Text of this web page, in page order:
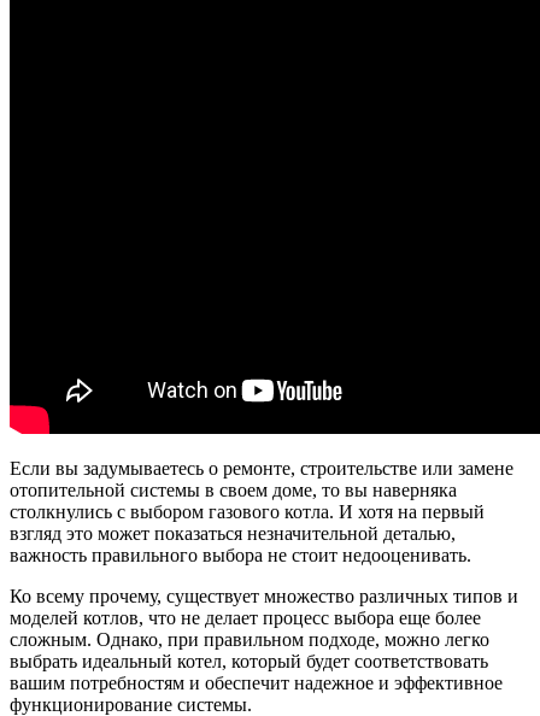
Если вы задумываетесь о ремонте, строительстве или замене
отопительной системы в своем доме, то вы наверняка
столкнулись с выбором газового котла. И хотя на первый
взгляд это может показаться незначительной деталью,
важность правильного выбора не стоит недооценивать.
Ко всему прочему, существует множество различных типов и
моделей котлов, что не делает процесс выбора еще более
сложным. Однако, при правильном подходе, можно легко
выбрать идеальный котел, который будет соответствовать
вашим потребностям и обеспечит надежное и эффективное
функционирование системы.